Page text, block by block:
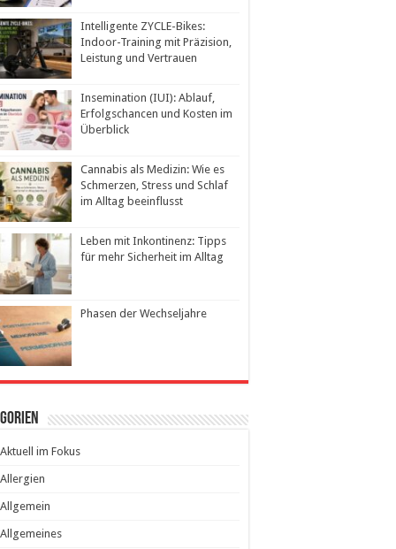
Intelligente ZYCLE-Bikes:
Indoor-Training mit Präzision,
Leistung und Vertrauen
Insemination (IUI): Ablauf,
Erfolgschancen und Kosten im
Überblick
Cannabis als Medizin: Wie es
Schmerzen, Stress und Schlaf
im Alltag beeinflusst
Leben mit Inkontinenz: Tipps
für mehr Sicherheit im Alltag
Phasen der Wechseljahre
Aktuell im Fokus
Allergien
Allgemein
Allgemeines